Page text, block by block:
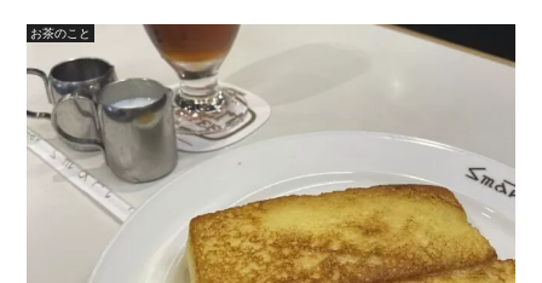
お茶のこと